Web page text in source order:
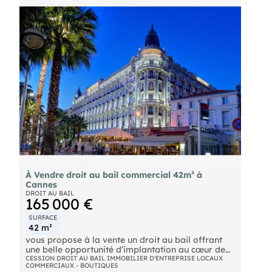
À Vendre droit au bail commercial 42m² à
Cannes
DROIT AU BAIL
165 000 €
SURFACE
42 m²
vous propose à la vente un droit au bail offrant
une belle opportunité d’implantation au cœur de
Cannes.
Idéalement situé, ce local bénéficie d’un
CESSION DROIT AU BAIL IMMOBILIER D'ENTREPRISE LOCAUX
COMMERCIAUX - BOUTIQUES